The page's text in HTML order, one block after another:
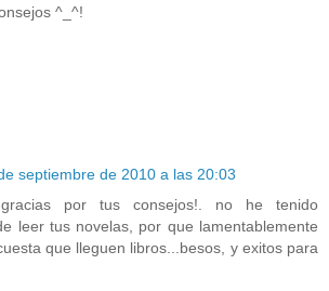
^_^!
septiembre de 2010 a las 20:03
gracias por tus consejos!. no he tenido
leer tus novelas, por que lamentablemente
que lleguen libros...besos, y exitos para